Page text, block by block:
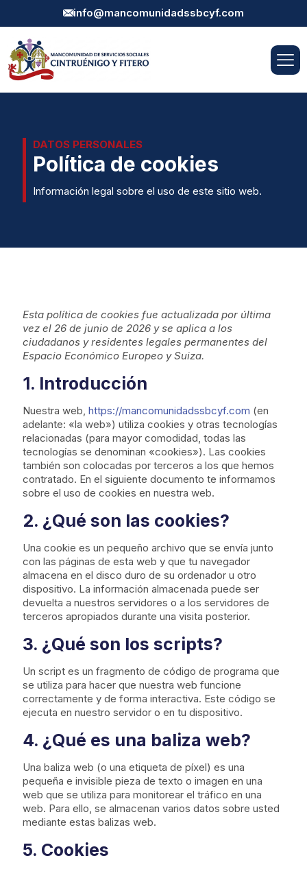
info@mancomunidadssbcyf.com
DATOS PERSONALES
Política de cookies
Información legal sobre el uso de este sitio web.
Esta política de cookies fue actualizada por última
vez el 26 de junio de 2026 y se aplica a los
ciudadanos y residentes legales permanentes del
Espacio Económico Europeo y Suiza.
1. Introducción
Nuestra web, https://mancomunidadssbcyf.com (en
adelante: «la web») utiliza cookies y otras tecnologías
relacionadas (para mayor comodidad, todas las
tecnologías se denominan «cookies»). Las cookies
también son colocadas por terceros a los que hemos
contratado. En el siguiente documento te informamos
sobre el uso de cookies en nuestra web.
2. ¿Qué son las cookies?
Una cookie es un pequeño archivo que se envía junto
con las páginas de esta web y que tu navegador
almacena en el disco duro de su ordenador u otro
dispositivo. La información almacenada puede ser
devuelta a nuestros servidores o a los servidores de
terceros apropiados durante una visita posterior.
3. ¿Qué son los scripts?
Un script es un fragmento de código de programa que
se utiliza para hacer que nuestra web funcione
correctamente y de forma interactiva. Este código se
ejecuta en nuestro servidor o en tu dispositivo.
4. ¿Qué es una baliza web?
Una baliza web (o una etiqueta de píxel) es una
pequeña e invisible pieza de texto o imagen en una
web que se utiliza para monitorear el tráfico en una
web. Para ello, se almacenan varios datos sobre usted
mediante estas balizas web.
5. Cookies